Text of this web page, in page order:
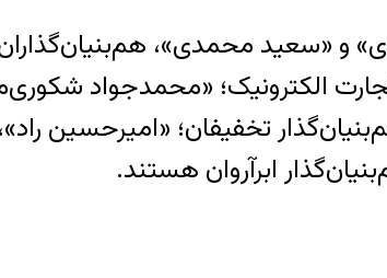
و «سعید محمدی»، هم‌بنیان‌گذاران
الکترونیک؛ «محمدجواد
تخفیفان؛ «امیرحسین
ابرآروان هستند.